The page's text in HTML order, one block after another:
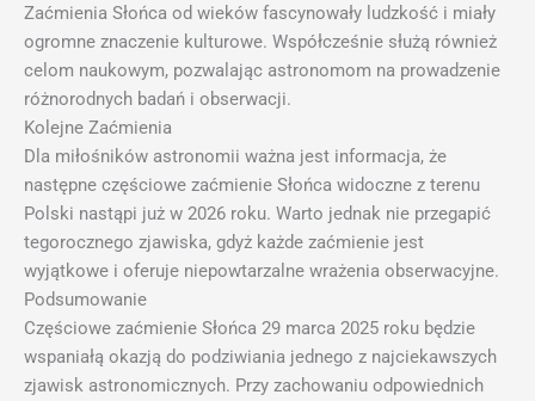
Zaćmienia Słońca od wieków fascynowały ludzkość i miały
ogromne znaczenie kulturowe. Współcześnie służą również
celom naukowym, pozwalając astronomom na prowadzenie
różnorodnych badań i obserwacji.
Kolejne Zaćmienia
Dla miłośników astronomii ważna jest informacja, że
następne częściowe zaćmienie Słońca widoczne z terenu
Polski nastąpi już w 2026 roku. Warto jednak nie przegapić
tegorocznego zjawiska, gdyż każde zaćmienie jest
wyjątkowe i oferuje niepowtarzalne wrażenia obserwacyjne.
Podsumowanie
Częściowe zaćmienie Słońca 29 marca 2025 roku będzie
wspaniałą okazją do podziwiania jednego z najciekawszych
zjawisk astronomicznych. Przy zachowaniu odpowiednich